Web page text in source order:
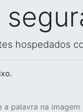
hospedados
a palavra na